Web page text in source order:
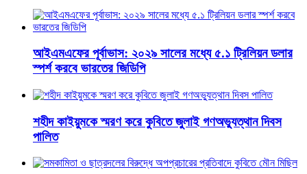
​আইএমএফের পূর্বাভাস: ২০২৯ সালের মধ্যে ৫.১ ট্রিলিয়ন ডলার
স্পর্শ করবে ভারতের জিডিপি
শহীদ কাইয়ুমকে স্মরণ করে কুবিতে জুলাই গণঅভ্যুত্থান দিবস
পালিত